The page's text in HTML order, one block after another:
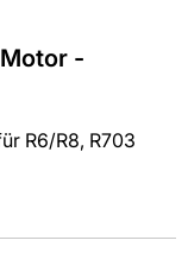
-
R6/R8, R703